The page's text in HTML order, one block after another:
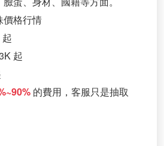
價格行情
起
起
的費用，客服只是抽取